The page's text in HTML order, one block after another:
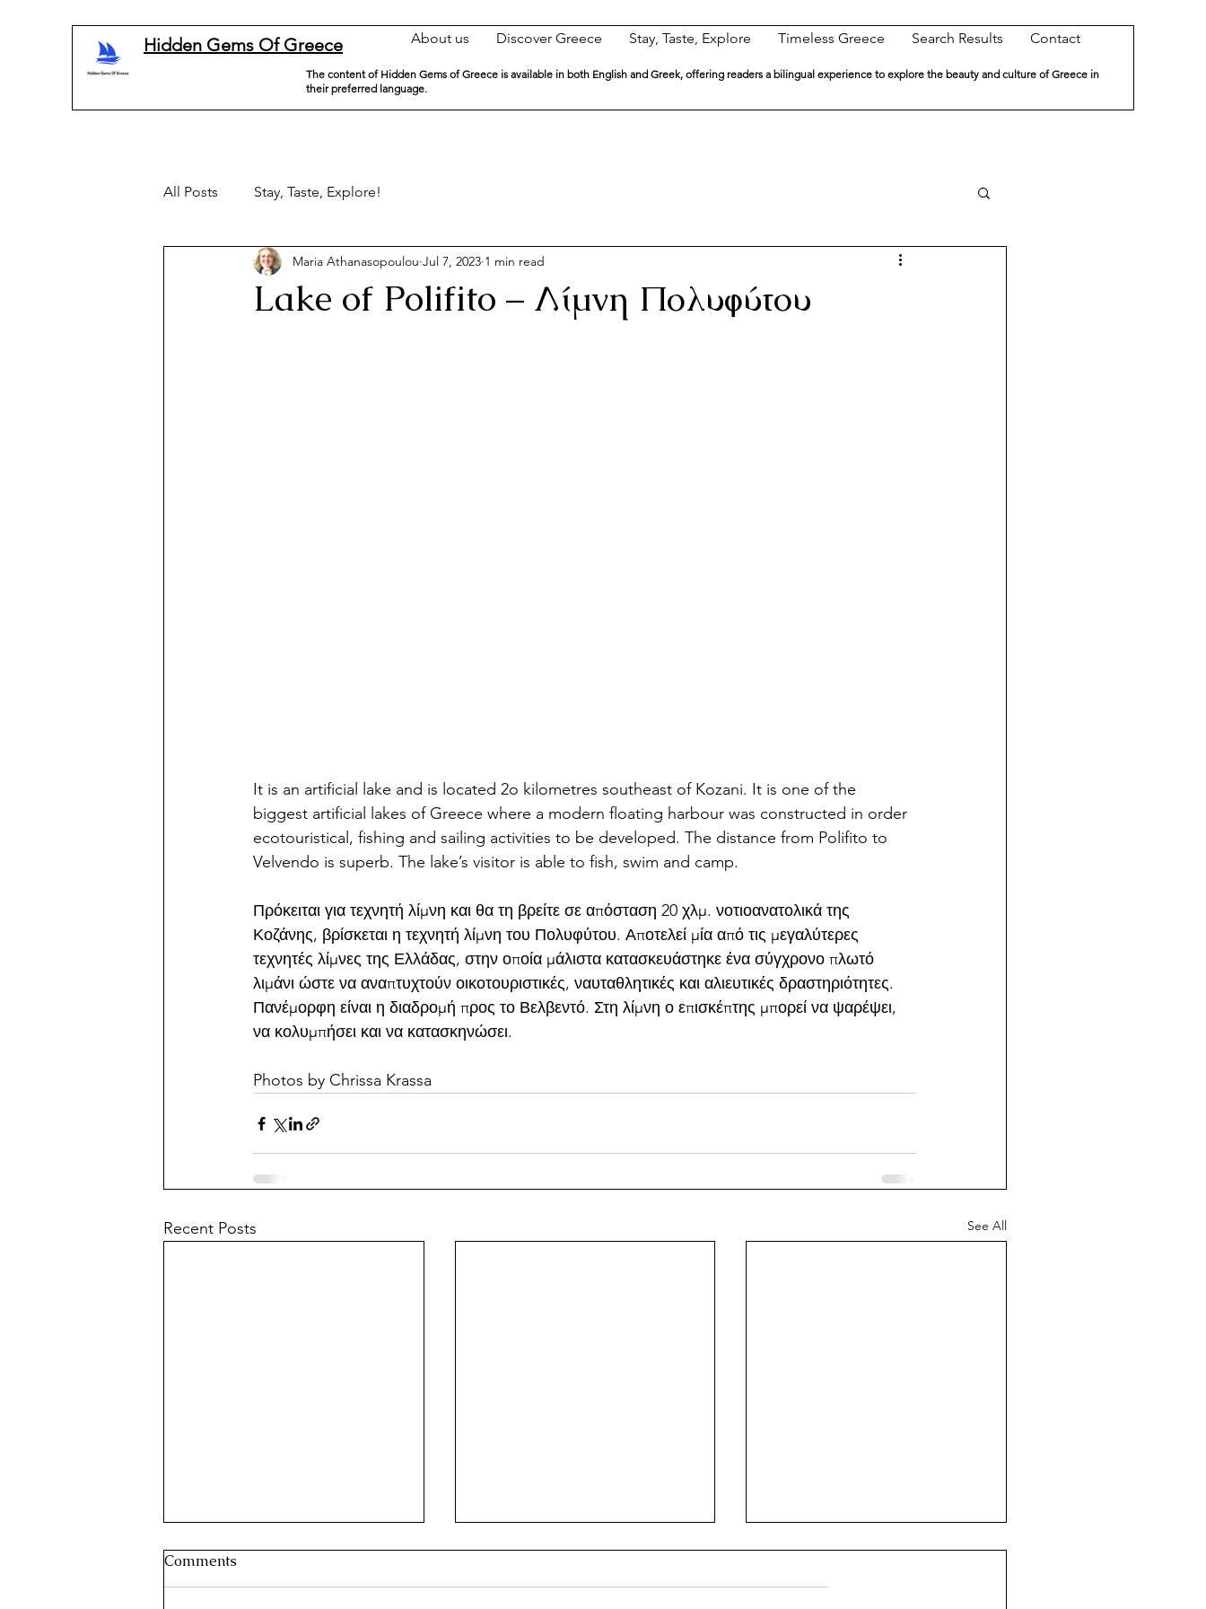
Hidden Gems Of Greece About us Discover Greece Stay, Taste, Explore Timeless Greece Search Results Contact
The content of Hidden Gems of Greece is available in both English and Greek, offering readers a bilingual experience to explore the beauty and culture of Greece in
their preferred language.
All Posts Stay, Taste, Explore!
Lake of Polifito – Λίμνη Πολυφύτου
Maria Athanasopoulou Jul 7, 2023 1 min read
It is an artificial lake and is located 2o kilometres southeast of Kozani. It is one of the
biggest artificial lakes of Greece where a modern floating harbour was constructed in order
ecotouristical, fishing and sailing activities to be developed. The distance from Polifito to
Velvendo is superb. The lake’s visitor is able to fish, swim and camp.
Πρόκειται για τεχνητή λίμνη και θα τη βρείτε σε απόσταση 20 χλμ. νοτιοανατολικά της
Κοζάνης, βρίσκεται η τεχνητή λίμνη του Πολυφύτου. Αποτελεί μία από τις μεγαλύτερες
τεχνητές λίμνες της Ελλάδας, στην οποία μάλιστα κατασκευάστηκε ένα σύγχρονο πλωτό
λιμάνι ώστε να αναπτυχτούν οικοτουριστικές, ναυταθλητικές και αλιευτικές δραστηριότητες.
Πανέμορφη είναι η διαδρομή προς το Βελβεντό. Στη λίμνη ο επισκέπτης μπορεί να ψαρέψει,
να κολυμπήσει και να κατασκηνώσει.
Photos by Chrissa Krassa
Recent Posts See All
Comments